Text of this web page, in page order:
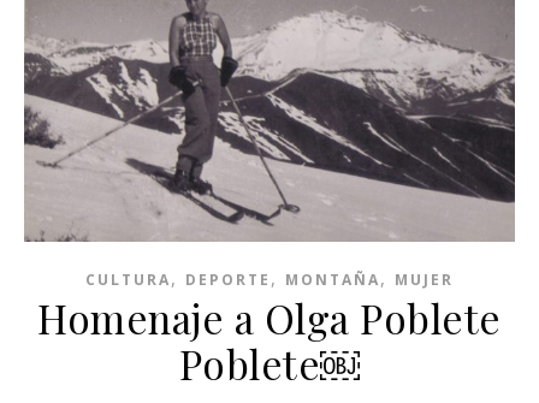
CULTURA, DEPORTE , MONTAÑA, MUJER
Homenaje a Olga Poblete
Poblete￼